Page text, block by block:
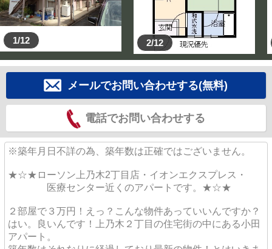
1/12 2/12
メールでお問い合わせする(無料)
電話でお問い合わせする
※築年月日不詳の為、築年数は正確ではございません。
★☆★ローソン上乃木2丁目店・イオンエクスプレス・
医療センター近くのアパートです。★☆★
２部屋で３万円！えっ？こんな物件あっていいんですか？
はい。良いんです！上乃木２丁目の住宅街の中にある小田
アパート。